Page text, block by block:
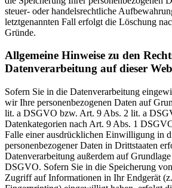
steuer- oder handelsrechtliche
letztgenannten Fall erfolgt die Löschung
Gründe.
Allgemeine Hinweise zu den
Datenverarbeitung auf dieser
Sofern Sie in die Datenverarbeitung
wir Ihre personenbezogenen Daten auf
lit. a DSGVO bzw. Art. 9 Abs. 2 lit. a
Datenkategorien nach Art. 9 Abs. 1
Falle einer ausdrücklichen Einwilligung in
personenbezogener Daten in Drittstaaten
Datenverarbeitung außerdem auf
DSGVO. Sofern Sie in die Speicherung
Zugriff auf Informationen in Ihr Endgerät